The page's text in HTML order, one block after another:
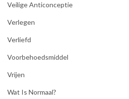
Veilige Anticonceptie
Verlegen
Verliefd
Voorbehoedsmiddel
Vrijen
Wat Is Normaal?